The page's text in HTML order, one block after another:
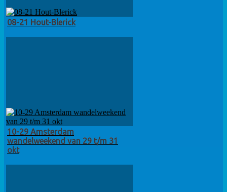
08-21 Hout-Blerick
10-29 Amsterdam
wandelweekend van 29 t/m 31
okt